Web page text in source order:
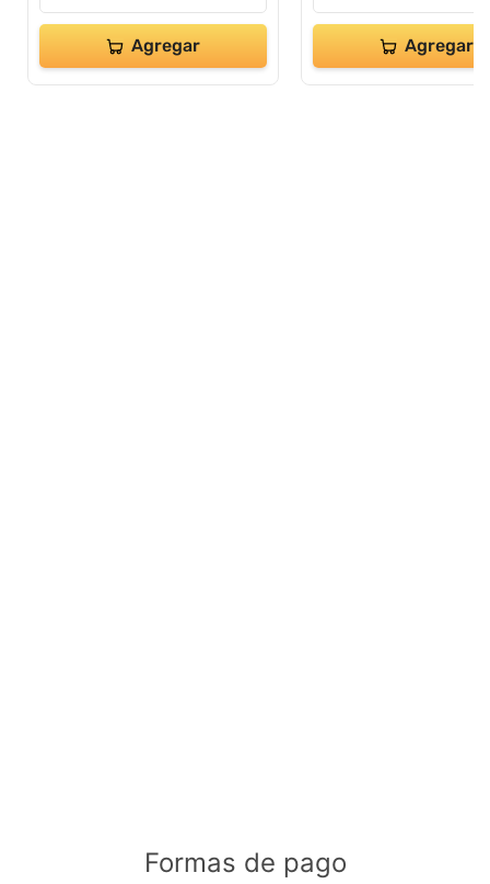
Agregar Agregar
Formas de pago